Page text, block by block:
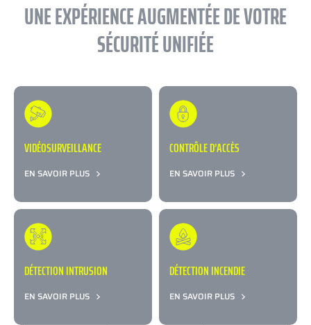
UNE EXPÉRIENCE AUGMENTÉEDE VOTRE
SÉCURITÉ UNIFIÉE
VIDÉOSURVEILLANCE
EN SAVOIR PLUS
CONTRÔLE D’ACCÈS
EN SAVOIR PLUS
DÉTECTION INTRUSION
EN SAVOIR PLUS
DÉTECTION INCENDIE
EN SAVOIR PLUS